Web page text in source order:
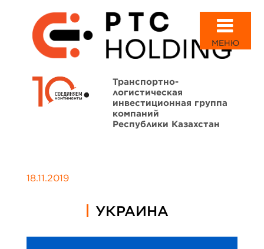
МЕНЮ
Транспортно-
логистическая
инвестиционная группа
компаний
Республики Казахстан
18.11.2019
УКРАИНА